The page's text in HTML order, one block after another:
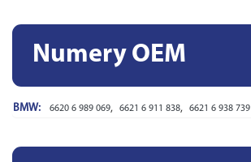
Numery OEM
BMW: 6620 6 989 069, 6621 6 911 838, 6621 6 938 739